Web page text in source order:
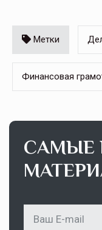
Метки
Финансовая
САМЫЕ